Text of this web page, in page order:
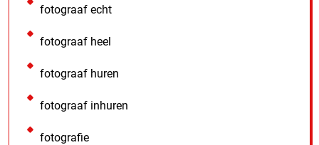
fotograaf echt
fotograaf heel
fotograaf huren
fotograaf inhuren
fotografie